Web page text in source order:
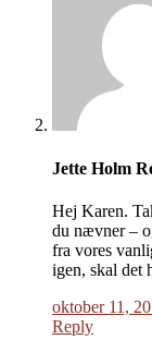
Jette Holm
Hej Karen.
du nævner –
fra vores
igen, skal det
oktober 11,
Reply